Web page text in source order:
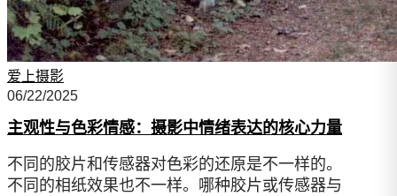
爱上摄影
06/22/2025
主观性与色彩情感：摄影中情绪表达的核心力量
不同的胶片和传感器对色彩的还原是不一样的。
不同的相纸效果也不一样。哪种胶片或传感器与